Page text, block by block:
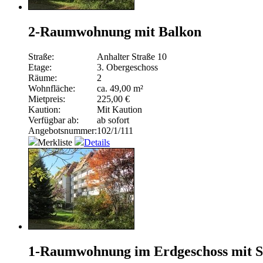
2-Raumwohnung mit Balkon
Straße:
Anhalter Straße 10
Etage:
3. Obergeschoss
Räume:
2
Wohnfläche:
ca. 49,00 m²
Mietpreis:
225,00 €
Kaution:
Mit Kaution
Verfügbar ab:
ab sofort
Angebotsnummer:102/1/111
Merkliste
Details
1-Raumwohnung im Erdgeschoss mit